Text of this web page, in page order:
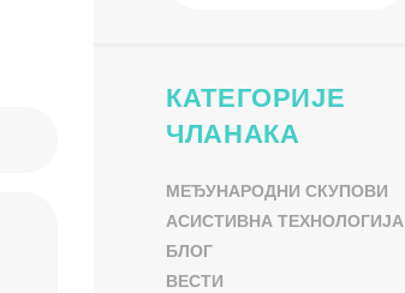
КАТЕГОРИЈЕ
ЧЛАНАКА
МЕЂУНАРОДНИ СКУПОВИ
АСИСТИВНА ТЕХНОЛОГИЈА
БЛОГ
ВЕСТИ